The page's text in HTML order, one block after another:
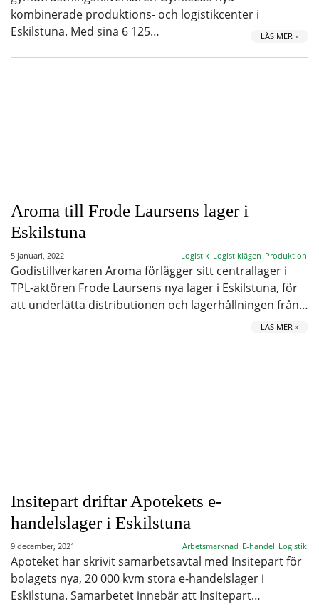
kombinerade produktions- och logistikcenter i
Eskilstuna. Med sina 6 125…
LÄS MER »
Aroma till Frode Laursens lager i
Eskilstuna
5 januari, 2022 Logistik Logistiklägen Produktion
Godistillverkaren Aroma förlägger sitt centrallager i
TPL-aktören Frode Laursens nya lager i Eskilstuna, för
att underlätta distributionen och lagerhållningen från…
LÄS MER »
Insitepart driftar Apotekets e-
handelslager i Eskilstuna
9 december, 2021 Arbetsmarknad E-handel Logistik
Apoteket har skrivit samarbetsavtal med Insitepart för
bolagets nya, 20 000 kvm stora e-handelslager i
Eskilstuna. Samarbetet innebär att Insitepart…